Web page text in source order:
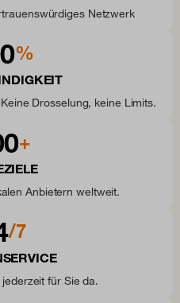
Netzwerk
%
Drosselung, keine Limits.
+
Anbietern weltweit.
/7
für Sie da.